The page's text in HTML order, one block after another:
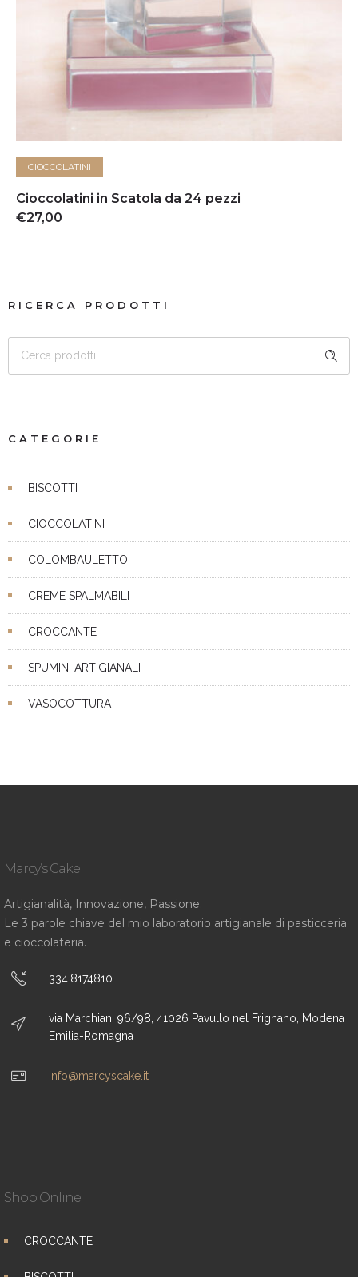
AGGIUNGI AL CARRELLO
CIOCCOLATINI
Cioccolatini in Scatola da 24 pezzi
€27,00
RICERCA PRODOTTI
CERCA
CATEGORIE
BISCOTTI
CIOCCOLATINI
COLOMBAULETTO
CREME SPALMABILI
CROCCANTE
SPUMINI ARTIGIANALI
VASOCOTTURA
Marcy’s Cake
Artigianalità, Innovazione, Passione.
Le 3 parole chiave del mio laboratorio artigianale di pasticceria
e cioccolateria.
334.8174810
via Marchiani 96/98, 41026 Pavullo nel Frignano, Modena
Emilia-Romagna
info@marcyscake.it
Shop Online
CROCCANTE